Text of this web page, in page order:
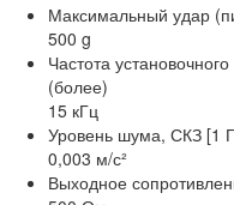
Максимальный удар
500 g
Частота
(более)
15 кГц
Уровень шума, СКЗ [1
0,003 м/с²
Выходное